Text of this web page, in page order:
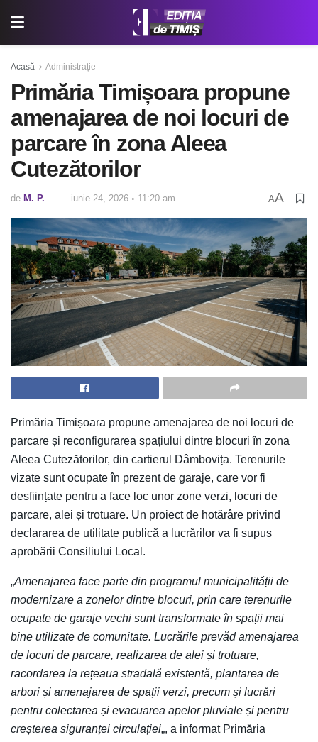
Acasă Administrație
Primăria Timișoara propune
amenajarea de noi locuri de
parcare în zona Aleea
Cutezătorilor
de M. P. iunie 24, 2026 ◦ 11:20 am AA
Primăria Timișoara propune amenajarea de noi locuri de
parcare și reconfigurarea spațiului dintre blocuri în zona
Aleea Cutezătorilor, din cartierul Dâmbovița. Terenurile
vizate sunt ocupate în prezent de garaje, care vor fi
desființate pentru a face loc unor zone verzi, locuri de
parcare, alei și trotuare. Un proiect de hotărâre privind
declararea de utilitate publică a lucrărilor va fi supus
aprobării Consiliului Local.
„Amenajarea face parte din programul municipalității de
modernizare a zonelor dintre blocuri, prin care terenurile
ocupate de garaje vechi sunt transformate în spații mai
bine utilizate de comunitate. Lucrările prevăd amenajarea
de locuri de parcare, realizarea de alei și trotuare,
racordarea la rețeaua stradală existentă, plantarea de
arbori și amenajarea de spații verzi, precum și lucrări
pentru colectarea și evacuarea apelor pluviale și pentru
creșterea siguranței circulației„, a informat Primăria